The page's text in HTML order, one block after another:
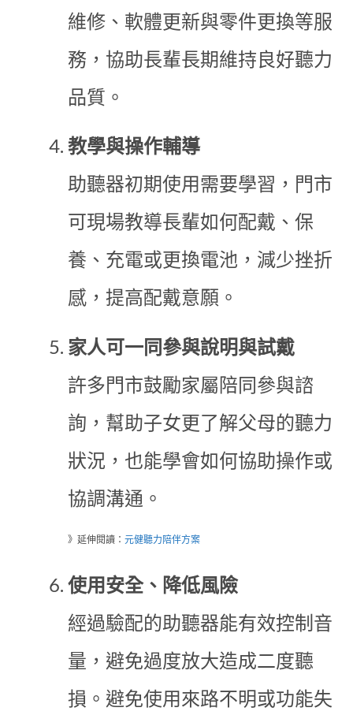
維修、軟體更新與零件更換等服
務，協助長輩長期維持良好聽力
品質。
教學與操作輔導
助聽器初期使用需要學習，門市
可現場教導長輩如何配戴、保
養、充電或更換電池，減少挫折
感，提高配戴意願。
家人可一同參與說明與試戴
許多門市鼓勵家屬陪同參與諮
詢，幫助子女更了解父母的聽力
狀況，也能學會如何協助操作或
協調溝通。
》延伸閱讀：元健聽力陪伴方案
使用安全、降低風險
經過驗配的助聽器能有效控制音
量，避免過度放大造成二度聽
損。避免使用來路不明或功能失